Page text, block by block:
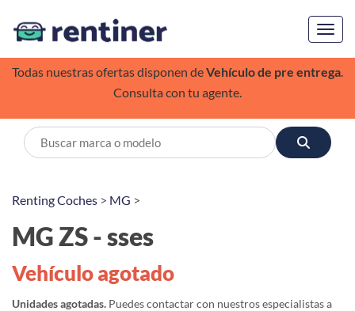
Todas nuestras ofertas disponen deVehículo de pre entrega.
Consulta con tu agente.
Renting Coches > MG >
MG ZS - sses
Vehículo agotado
Unidades agotadas. Puedes contactar con nuestros especialistas a